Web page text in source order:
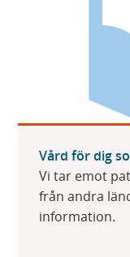
Vård för dig
Vi tar emot
från andra
information.